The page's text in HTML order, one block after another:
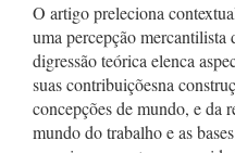
O artigo preleciona
uma percepção
digressão teórica elenca
suas contribuiçõesna
concepções de mundo, e da
mundo do trabalho e as